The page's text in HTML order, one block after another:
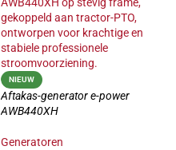
NIEUW
Aftakas-generator e-power
AWB440XH
Generatoren